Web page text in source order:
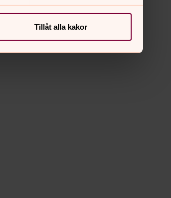
Tillåt alla kakor